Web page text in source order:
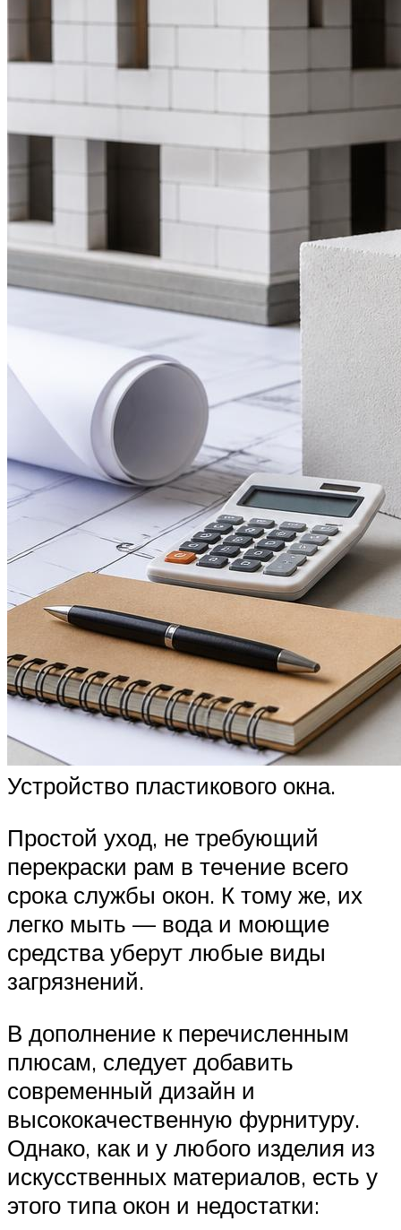
Устройство пластикового окна.
Простой уход, не требующий
перекраски рам в течение всего
срока службы окон. К тому же, их
легко мыть — вода и моющие
средства уберут любые виды
загрязнений.
В дополнение к перечисленным
плюсам, следует добавить
современный дизайн и
высококачественную фурнитуру.
Однако, как и у любого изделия из
искусственных материалов, есть у
этого типа окон и недостатки: